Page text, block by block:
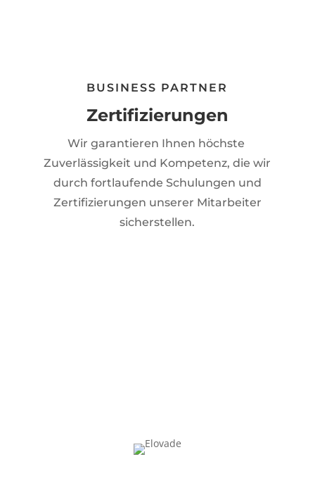
BUSINESS PARTNER
Zertifizierungen
Wir garantieren Ihnen höchste
Zuverlässigkeit und Kompetenz, die wir
durch fortlaufende Schulungen und
Zertifizierungen unserer Mitarbeiter
sicherstellen.